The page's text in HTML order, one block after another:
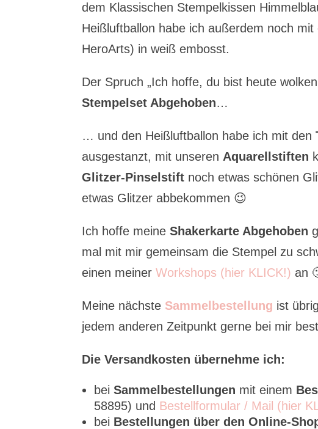
dem Klassischen Stempelkissen
Heißluftballon habe ich außerdem noch
HeroArts) in weiß embosst.
Der Spruch „Ich hoffe, du bist heute
Stempelset Abgehoben…
… und den Heißluftballon habe ich mit den
ausgestanzt, mit unseren Aquarellstiften
Glitzer-Pinselstift noch etwas schönen
etwas Glitzer abbekommen 😉
Ich hoffe meineShakerkarte Abgehoben
mal mit mir gemeinsam die Stempel zu
einen meinerWorkshops (hier KLICK!) an
Meine nächste Sammelbestellung ist
jedem anderen Zeitpunkt gerne bei mir
Die Versandkosten übernehme ich:
beiSammelbestellungen mit einem
58895) und Bestellformular / Mail (hier
bei Bestellungen über den Online-